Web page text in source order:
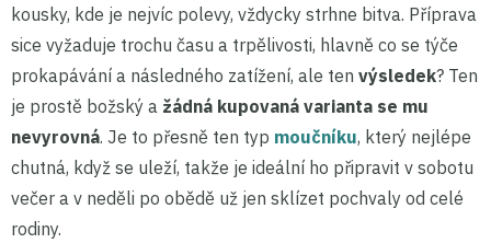
kousky, kde je nejvíc polevy, vždycky strhne bitva. Příprava
sice vyžaduje trochu času a trpělivosti, hlavně co se týče
prokapávání a následného zatížení, ale ten výsledek? Ten
je prostě božský a žádná kupovaná varianta se mu
nevyrovná. Je to přesně ten typ moučníku, který nejlépe
chutná, když se uleží, takže je ideální ho připravit v sobotu
večer a v neděli po obědě už jen sklízet pochvaly od celé
rodiny.